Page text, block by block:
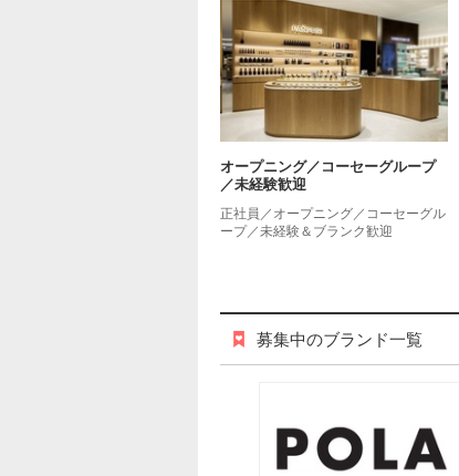
オープニング／コーセーグループ
／未経験歓迎
正社員／オープニング／コーセーグル
ープ／未経験＆ブランク歓迎
募集中のブランド一覧